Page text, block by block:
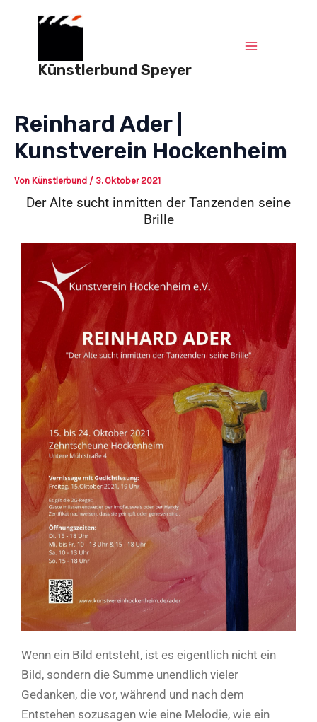
Künstlerbund Speyer
Reinhard Ader |
Kunstverein Hockenheim
Von Künstlerbund / 3. Oktober 2021
Der Alte sucht inmitten der Tanzenden seine
Brille
Wenn ein Bild entsteht, ist es eigentlich nicht ein
Bild, sondern die Summe unendlich vieler
Gedanken, die vor, während und nach dem
Entstehen sozusagen wie eine Melodie, wie ein
navigation